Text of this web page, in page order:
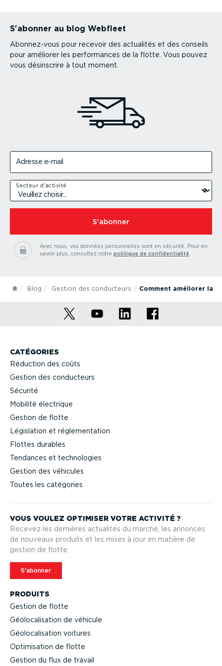
S'abonner au blog Webfleet
Abonnez-vous pour recevoir des actualités et des conseils
pour améliorer les performances de la flotte. Vous pouvez
vous désinscrire à tout moment.
Adresse e-mail
Secteur d'activité
S'abonner
Avec nous, vos données personnelles sont en sécurité. Pour en
savoir plus, consultez notre politique de confidentialité.
Blog Gestion des conducteurs Comment améliorer la
CATÉGORIES
Réduction des coûts
Gestion des conducteurs
Sécurité
Mobilité électrique
Gestion de flotte
Législation et réglementation
Flottes durables
Tendances et technologies
Gestion des véhicules
Toutes les catégories
PRODUITS
Gestion de flotte
Géolo­ca­li­sation de véhicule
Géolo­ca­li­sation voitures
Optimi­sation de flotte
Gestion du flux de travail
VOUS VOULEZ OPTIMISER VOTRE ACTIVITÉ ?
Recevez les dernières actualités du marché, les annonces
de nouveaux produits et les mises à jour en matière de
gestion de flotte.
S'abonner